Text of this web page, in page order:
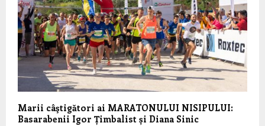
Marii câştigători ai MARATONULUI NISIPULUI:
Basarabenii Igor Țimbalist și Diana Sinic